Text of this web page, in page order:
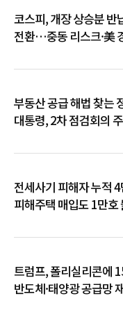
코스피, 개장 상승분 반
전환…중동 리스크·美
부동산 공급 해법 찾는
대통령, 2차 점검회의
전세사기 피해자 누적
피해주택 매입도 1만호
트럼프, 폴리실리콘에
반도체·태양광 공급망